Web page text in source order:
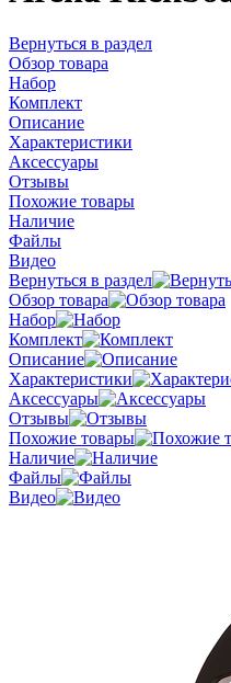
Вернуться в раздел
Обзор товара
Набор
Комплект
Описание
Характеристики
Аксессуары
Отзывы
Похожие товары
Наличие
Файлы
Видео
Вернуться в раздел
Обзор товара
Набор
Комплект
Описание
Характеристики
Аксессуары
Отзывы
Похожие товары
Наличие
Файлы
Видео